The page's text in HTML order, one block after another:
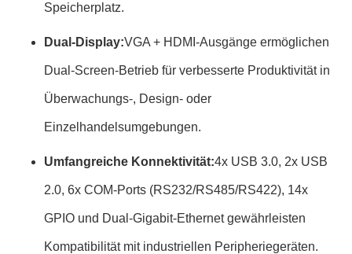
Speicherplatz.
Dual-Display:VGA + HDMI-Ausgänge ermöglichen
Dual-Screen-Betrieb für verbesserte Produktivität in
Überwachungs-, Design- oder
Einzelhandelsumgebungen.
Umfangreiche Konnektivität:4x USB 3.0, 2x USB
2.0, 6x COM-Ports (RS232/RS485/RS422), 14x
GPIO und Dual-Gigabit-Ethernet gewährleisten
Kompatibilität mit industriellen Peripheriegeräten.